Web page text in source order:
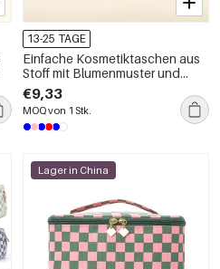
13-25 TAGE
Einfache Kosmetiktaschen aus
Stoff mit Blumenmuster und
Buchstaben in Unifarben
€9,33
MOQ von 1 Stk.
Lager in China